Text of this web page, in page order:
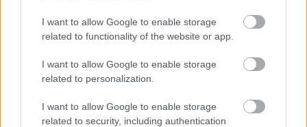
I want to allow Google to enable storage
related to functionality of the website or app.
I want to allow Google to enable storage
related to personalization.
I want to allow Google to enable storage
related to security, including authentication
A férfi a nyílt utcán kezdte verni áldozatát.